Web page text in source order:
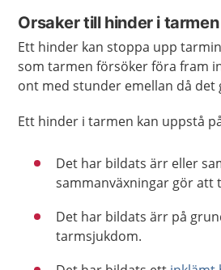
Orsaker till hinder i tarmen
Ett hinder kan stoppa upp
som tarmen försöker föra fram
ont med stunder emellan då
Ett hinder i tarmen kan uppstå
Det har bildats ärr eller
sammanväxningar gör att
Det har bildats ärr på
tarmsjukdom.